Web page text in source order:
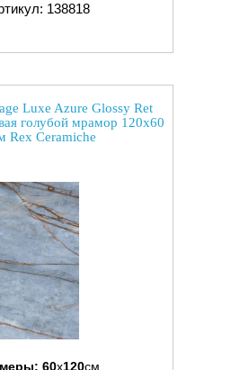
138818
Luxe Azure Glossy Ret
голубой мрамор 120x60
Rex Ceramiche
60x120см